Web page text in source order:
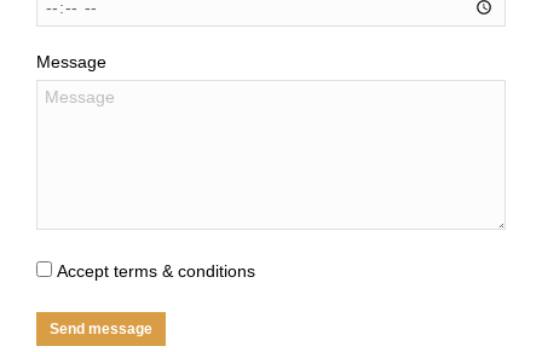
Message
Accept terms & conditions
Send message